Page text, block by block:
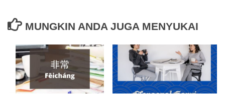
MUNGKIN ANDA JUGA MENYUKAI